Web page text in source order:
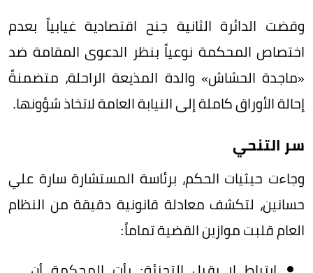
وقضت الدائرة الثانية جنح اقتصادية غيابياً بعدم
اختصاص المحكمة نوعياً بنظر الدعوى المقامة ضد
«ماجدة الحشاش» والدة المذيعة الراحلة، متضمنةً
إحالة الأوراق كاملة إلى النيابة العامة لاتخاذ شؤونها.
سر التنحي
وجاءت حيثيات الحكم، برئاسة المستشارة سارة علي
حسانين، لتكشف معادلة قانونية دقيقة من النظام
العام قلبت موازين القضية تماماً: